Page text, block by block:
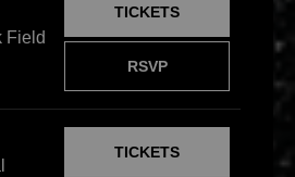
Field
RSVP
TICKETS
TICKETS